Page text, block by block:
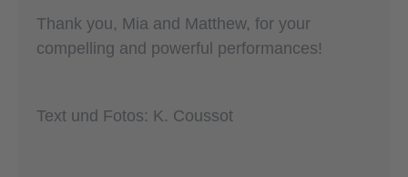
Thank you, Mia and Matthew, for your
compelling and powerful performances!
Text und Fotos: K. Coussot